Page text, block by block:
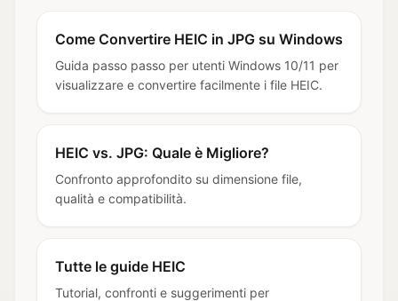
Come Convertire HEIC in JPG su Windows
Guida passo passo per utenti Windows 10/11 per
visualizzare e convertire facilmente i file HEIC.
HEIC vs. JPG: Quale è Migliore?
Confronto approfondito su dimensione file,
qualità e compatibilità.
Tutte le guide HEIC
Tutorial, confronti e suggerimenti per